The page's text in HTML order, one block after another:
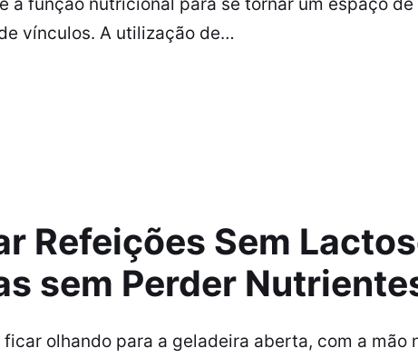
vínculos. A utilização de…
Refeições Sem
sem Perder
olhando para a geladeira aberta, com a mão